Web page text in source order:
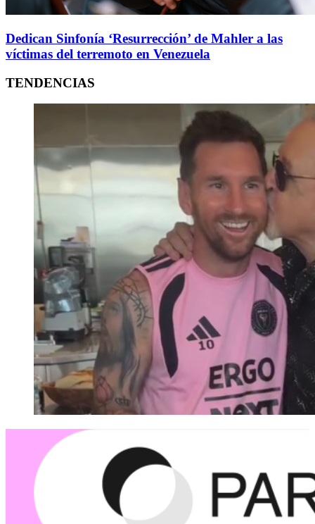
Dedican Sinfonía ‘Resurrección’ de Mahler a las
víctimas del terremoto en Venezuela
TENDENCIAS